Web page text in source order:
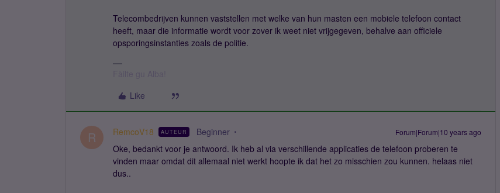
Telecombedrijven kunnen vaststellen met welke van hun masten een mobiele telefoon contact
heeft, maar die informatie wordt voor zover ik weet niet vrijgegeven, behalve aan officiele
opsporingsinstanties zoals de politie.
Like
R RemcoV18 AUTEUR Beginner Forum|Forum|10 years ago
Oke, bedankt voor je antwoord. Ik heb al via verschillende applicaties de telefoon proberen te
vinden maar omdat dit allemaal niet werkt hoopte ik dat het zo misschien zou kunnen. helaas niet
dus..